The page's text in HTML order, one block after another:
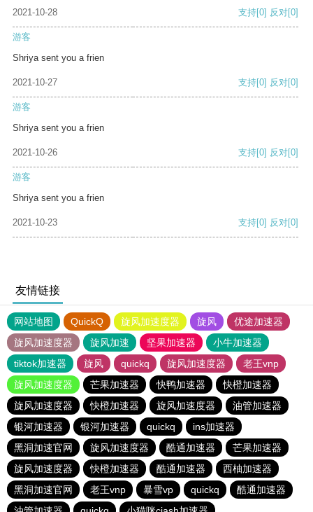
2021-10-28 支持[0] 反对[0]
游客
Shriya sent you a frien
2021-10-27 支持[0] 反对[0]
游客
Shriya sent you a frien
2021-10-26 支持[0] 反对[0]
游客
Shriya sent you a frien
2021-10-23 支持[0] 反对[0]
友情链接
网站地图 QuickQ 旋风加速度器 旋风
优途加速器
旋风加速度器
旋风加速 坚果加速器
小牛加速器
tiktok加速器
旋风 quickq 旋风加速度器
老王vnp
旋风加速度器
芒果加速器 快鸭加速器
快橙加速器
旋风加速度器
快橙加速器 旋风加速度器
油管加速器
银河加速器
银河加速器 quickq
ins加速器
黑洞加速官网
旋风加速度器 酷通加速器
芒果加速器
旋风加速度器
快橙加速器 酷通加速器
西柚加速器
黑洞加速官网
老王vnp 暴雪vp quickq
酷通加速器